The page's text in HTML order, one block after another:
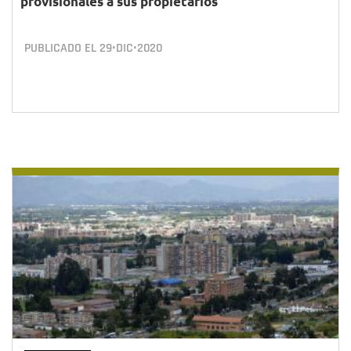
PUBLICADO EL 29•DIC•2020